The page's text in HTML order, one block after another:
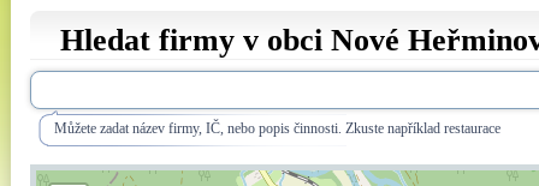
Hledat firmy v obci Nové
Můžete zadat název firmy, IČ, nebo popis činnosti. Zkuste například restaurace